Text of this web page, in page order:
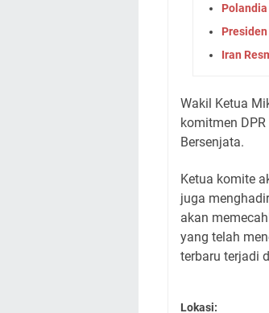
Iran
Wakil Ketua
komitmen
Bersenjata.
Ketua komite
juga
akan
yang telah
terbaru terjadi
Lokasi: